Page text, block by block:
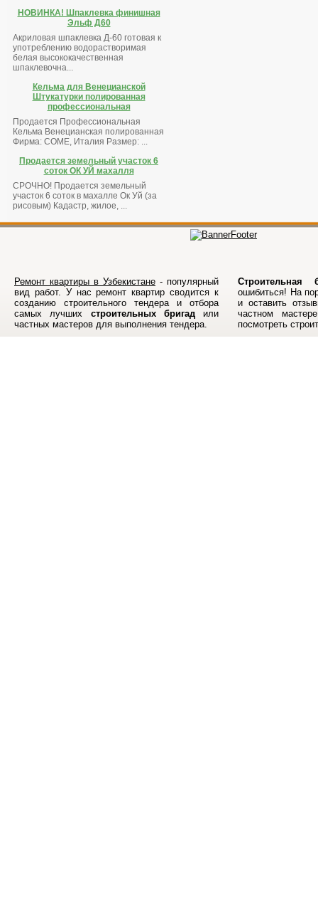
НОВИНКА! Шпаклевка финишная
Эльф Д60
Акриловая шпаклевка Д-60 готовая к
употреблению водорастворимая
белая высококачественная
шпаклевочна...
Кельма для Венецианской
Штукатурки полированная
профессиональная
Продается Профессиональная
Кельма Венецианская полированная
Фирма: COME, Италия Размер: ...
Продается земельный участок 6
соток ОК УЙ махалля
СРОЧНО! Продается земельный
участок 6 соток в махалле Ок Уй (за
рисовым) Кадастр, жилое, ...
Ремонт квартиры в Узбекистане - популярный
вид работ. У нас ремонт квартир сводится к
созданию строительного тендера и отбора
самых лучших строительных бригадили
частных мастеров для выполнения тендера.
Строительная
ошибиться! На
и оставить
частном
посмотреть